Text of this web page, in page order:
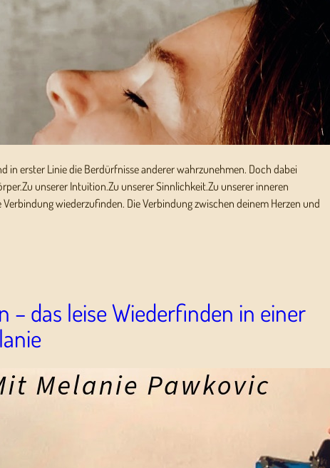
in erster Linie die Berdürfnisse anderer wahrzunehmen. Doch dabei
unserer Intuition.Zu unserer Sinnlichkeit.Zu unserer inneren
wiederzufinden. Die Verbindung zwischen deinem Herzen und
– das leise Wiederfinden in einer